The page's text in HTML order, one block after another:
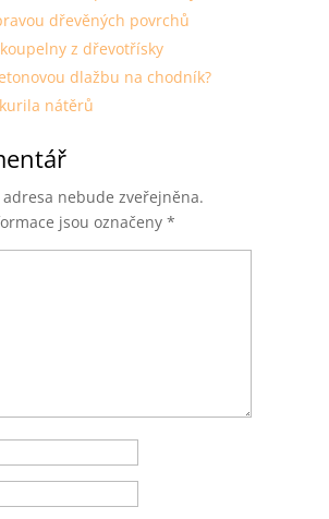
dřevěných povrchů
z dřevotřísky
dlažbu na chodník?
nátěrů
adresa nebude zveřejněna.
jsou označeny *